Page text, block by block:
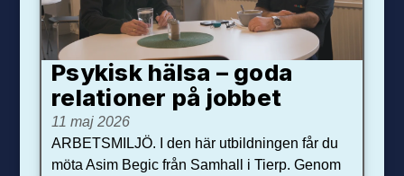
Psykisk hälsa – goda
relationer på jobbet
11 maj 2026
ARBETSMILJÖ. I den här utbildningen får du
möta Asim Begic från Samhall i Tierp. Genom